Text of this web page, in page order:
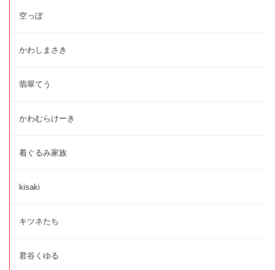
空っぽ
かわしまさき
翡翠てう
かわむらけーき
着ぐるみ家族
kisaki
キツネたち
君谷くゆる